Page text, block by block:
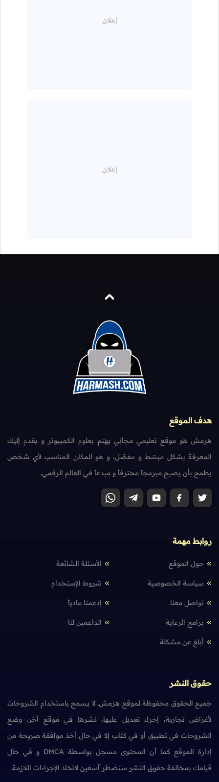
هدف الموقع
هرمش هو موقع تعليمي مجاني يهتم بعلوم الكمبيوتر و يقدم إليك
المعرفة بشكل مبسّط و مفصّل، و هو المكان المناسب لأي شخص
يطمح بأن يصبح مبرمجاً محترفاً و مبدعاً في العالم الرقمي.
روابط مهمة
حول الموقع الأسئلة الشائعة
سياسة الخصوصية شروط الإستخدام
تواصل معنا إدعمنا مادياً
برامج الرعاية الداعمين لنا
أبلغ عن مشكلة
حقوق النشر
جميع الحقوق محفوظة لموقع هرمش. لا يسمح باستخدام الشروحات
لأغراض تجارية، إجراء تعديل عليها، نشرها في موقع آخر، وضع
الشروحات في تطبيق أو في كتاب إلا في حال أخذ موافقة صريحة من
إدارة الموقع كما أن المحتوى مسجل بواسطة DMCA و في حال
قيامك بمخالفة حقوق النشر سنضطر آسفين لاتخاذ الإجراءات اللازمة.